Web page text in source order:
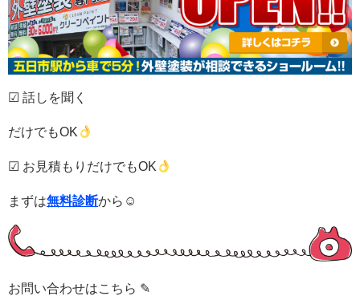
☑ 話しを聞く
だけでもOK
☑ お見積もりだけでもOK
まずは無料診断から☺
お問い合わせはこちら ✎